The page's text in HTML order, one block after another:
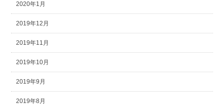
2020年1月
2019年12月
2019年11月
2019年10月
2019年9月
2019年8月